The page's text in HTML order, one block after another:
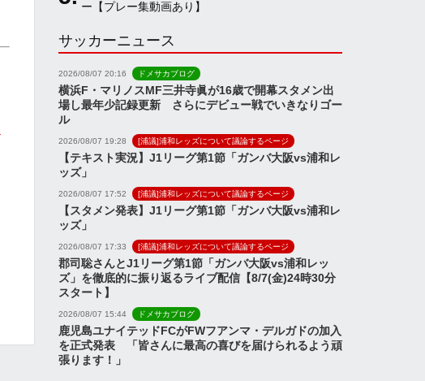
ー【プレー集動画あり】
サッカーニュース
2026/08/07 20:16 ドメサカブログ
横浜F・マリノスMF三井寺眞が16歳で開幕スタメン出
場し最年少記録更新 さらにデビュー戦でいきなりゴー
ル
2026/08/07 19:28 [浦議]浦和レッズについて議論するページ
【テキスト実況】J1リーグ第1節「ガンバ大阪vs浦和レ
ッズ」
2026/08/07 17:52 [浦議]浦和レッズについて議論するページ
【スタメン発表】J1リーグ第1節「ガンバ大阪vs浦和レ
ッズ」
2026/08/07 17:33 [浦議]浦和レッズについて議論するページ
郡司聡さんとJ1リーグ第1節「ガンバ大阪vs浦和レッ
ズ」を徹底的に振り返るライブ配信【8/7(金)24時30分
スタート】
2026/08/07 15:44 ドメサカブログ
鹿児島ユナイテッドFCがFWフアンマ・デルガドの加入
を正式発表 「皆さんに最高の喜びを届けられるよう頑
張ります！」